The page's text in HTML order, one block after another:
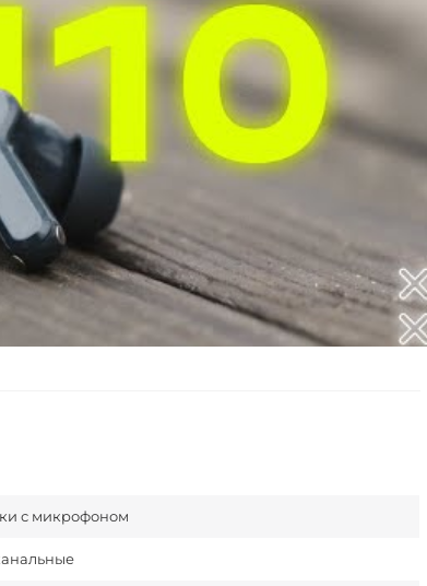
с микрофоном